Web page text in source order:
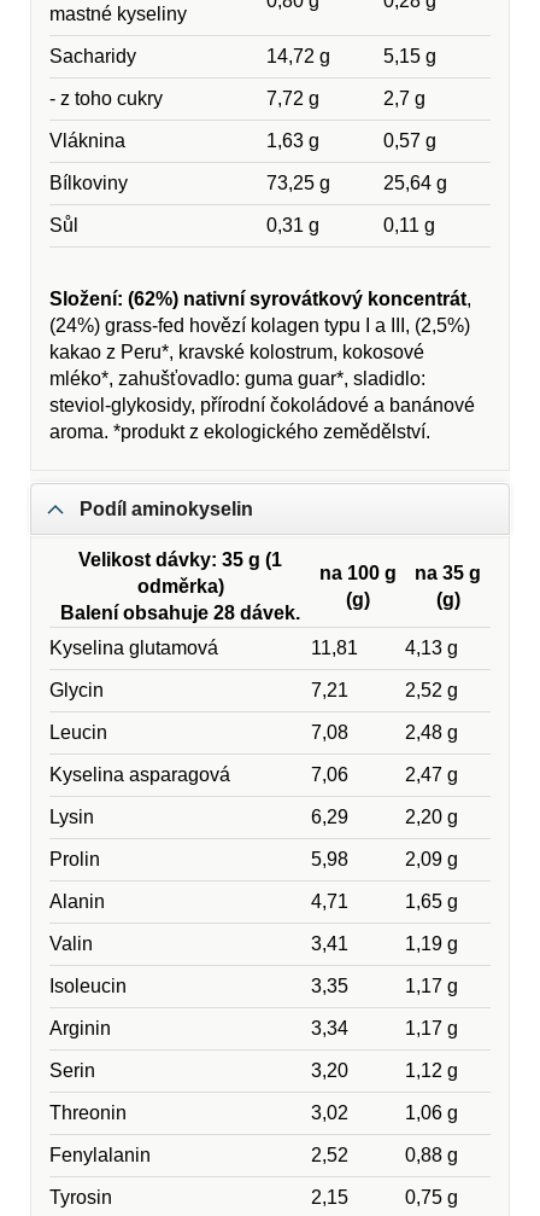
mastné kyseliny
Sacharidy 14,72 g 5,15 g
- z toho cukry 7,72 g 2,7 g
Vláknina 1,63 g 0,57 g
Bílkoviny 73,25 g 25,64 g
Sůl 0,31 g 0,11 g
Složení: (62%) nativní syrovátkový koncentrát,
(24%) grass-fed hovězí kolagen typu I a III, (2,5%)
kakao z Peru*, kravské kolostrum, kokosové
mléko*, zahušťovadlo: guma guar*, sladidlo:
steviol-glykosidy, přírodní čokoládové a banánové
aroma. *produkt z ekologického zemědělství.
Podíl aminokyselin
Velikost dávky: 35 g (1
odměrka)
Balení obsahuje 28 dávek.
na 100 g
(g)
na 35 g
(g)
Kyselina glutamová 11,81 4,13 g
Glycin 7,21 2,52 g
Leucin 7,08 2,48 g
Kyselina asparagová 7,06 2,47 g
Lysin 6,29 2,20 g
Prolin 5,98 2,09 g
Alanin 4,71 1,65 g
Valin 3,41 1,19 g
Isoleucin 3,35 1,17 g
Arginin 3,34 1,17 g
Serin 3,20 1,12 g
Threonin 3,02 1,06 g
Fenylalanin 2,52 0,88 g
Tyrosin 2,15 0,75 g